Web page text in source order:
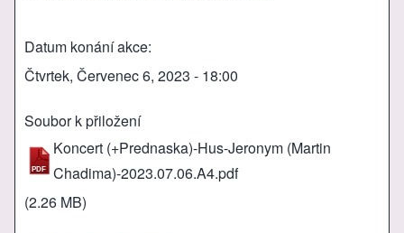
Datum konání akce
Čtvrtek, Červenec 6, 2023 - 18:00
Soubor k přiložení
Koncert (+Prednaska)-Hus-Jeronym (Martin
Chadima)-2023.07.06.A4.pdf
(2.26 MB)